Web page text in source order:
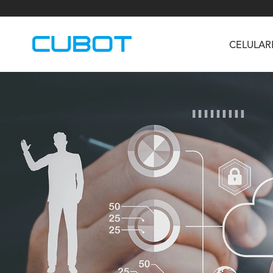
KINGKONG DURA KINGKONG E1
TAB KingKong S TAB KingKong MiNi
U2
Neo 1a